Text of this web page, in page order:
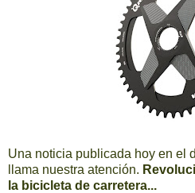
Una noticia publicada hoy en el
llama nuestra atención.
la bicicleta de carretera...